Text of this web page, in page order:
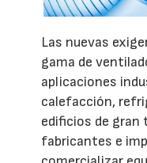
Las nuevas
gama de
aplicaciones
calefacción,
edificios de gran
fabricantes e